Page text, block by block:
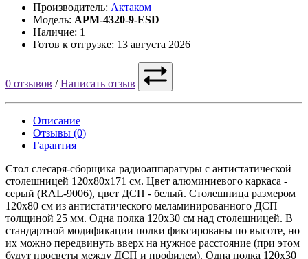
Производитель: Актаком
Модель: АРМ-4320-9-ESD
Наличие: 1
Готов к отгрузке: 13 августа 2026
0 отзывов /Написать отзыв
Описание
Отзывы (0)
Гарантия
Стол слесаря-сборщика радиоаппаратуры с антистатической
столешницей 120х80х171 см. Цвет алюминиевого каркаса -
серый (RAL-9006), цвет ДСП - белый. Столешница размером
120х80 см из антистатического меламинированного ДСП
толщиной 25 мм. Одна полка 120х30 см над столешницей. В
стандартной модификации полки фиксированы по высоте, но
их можно передвинуть вверх на нужное расстояние (при этом
будут просветы между ДСП и профилем). Одна полка 120х30